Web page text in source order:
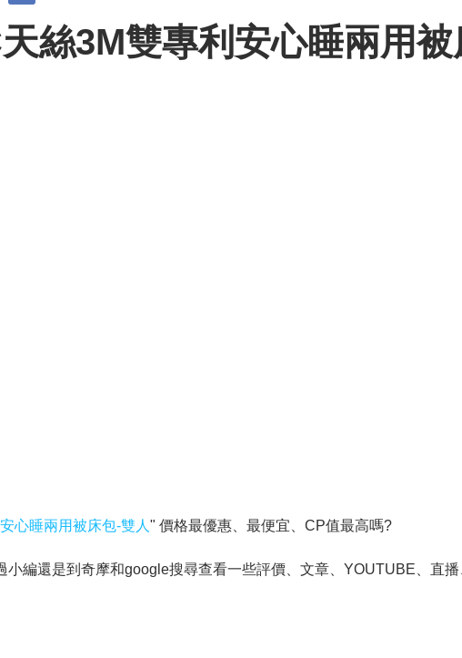
天絲3M雙專利安心睡兩用
心睡兩用被床包-雙人 " 價格最優惠、最便宜、CP值最高嗎?
編還是到奇摩和google搜尋查看一些評價、文章、YOUTUBE、直播